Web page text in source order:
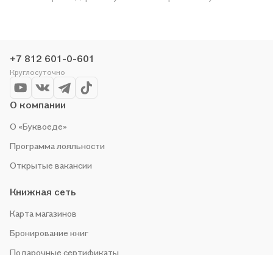
понравившуюся историю по приятной цене. Например,
организуем конкурсы и проводим акции. Оставайтесь с нами,
чтобы не упустить выгоду!
+7 812 601-0-601
Круглосуточно
О компании
О «Буквоеде»
Программа лояльности
Открытые вакансии
Книжная сеть
Карта магазинов
Бронирование книг
Подарочные сертификаты